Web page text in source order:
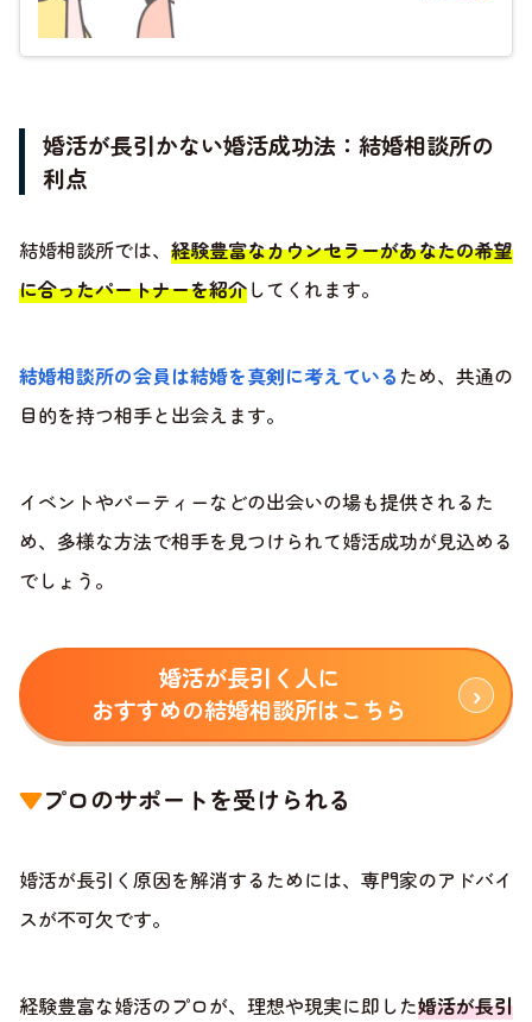
婚活が長引かない婚活成功法：結婚相談所の
利点
結婚相談所では、 経験豊富なカウンセラーがあなたの希望
に合ったパートナーを紹介してくれます。
結婚相談所の会員は結婚を真剣に考えている ため、共通の
目的を持つ相手と出会えます。
イベントやパーティーなどの出会いの場も提供されるた
め、多様な方法で相手を見つけられて婚活成功が見込める
でしょう。
婚活が長引く人に
おすすめの結婚相談所はこちら
▼プロのサポートを受けられる
婚活が長引く原因を解消するためには、専門家のアドバイ
スが不可欠です。
経験豊富な婚活のプロが、理想や現実に即した婚活が長引